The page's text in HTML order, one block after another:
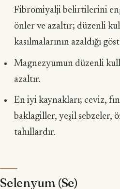
Fibromiyalji belirtilerini
önler ve azaltır; düzenli
kasıl­malarının azaldığı
Magnezyumun düzenli
azaltır.
En iyi kaynakları; ceviz,
baklagiller, yeşil sebzeler,
tahıllardır.
Selenyum (Se)